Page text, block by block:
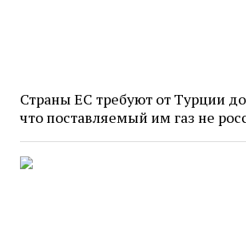
Страны ЕС требуют от Турции
что поставляемый им газ не